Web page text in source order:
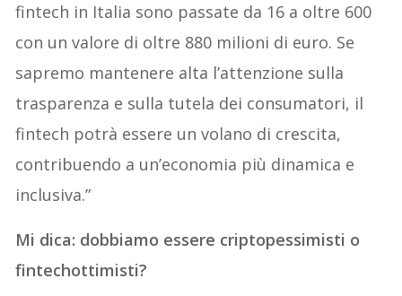
fintech in Italia sono passate da 16 a oltre 600
con un valore di oltre 880 milioni di euro. Se
sapremo mantenere alta l’attenzione sulla
trasparenza e sulla tutela dei consumatori, il
fintech potrà essere un volano di crescita,
contribuendo a un’economia più dinamica e
inclusiva.”
Mi dica: dobbiamo essere criptopessimisti o
fintechottimisti?